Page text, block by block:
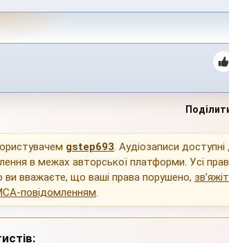
gstep693. Аудіозаписи
в межах авторської платформи. Усі
вважаєте, що ваші права порушено,
повідомленням.